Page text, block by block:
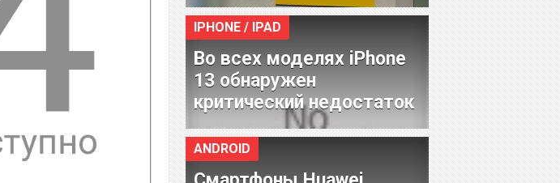
IPHONE / IPAD
Во всех моделях iPhone
13 обнаружен
критический недостаток
ANDROID